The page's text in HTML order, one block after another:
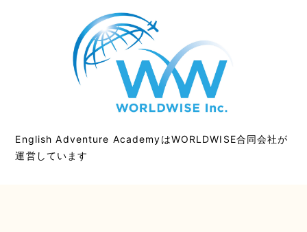
English Adventure AcademyはWORLDWISE合同会社が
運営しています